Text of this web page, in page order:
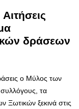
δράσεων
ο Μύλος των
τα
Ξωτικών ξεκινά στις